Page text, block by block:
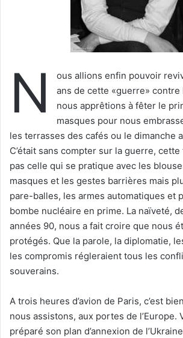
N
ous allions enfin pouvoir
ans de cette «guerre» contre
nous apprêtions à fêter le
masques pour nous
les terrasses des cafés ou le dimanche
C’était sans compter sur la guerre,
pas celle qui se pratique avec les
masques et les gestes barrières mais
pare-balles, les armes automatiques et
bombe nucléaire en prime. La naïveté,
années 90, nous a fait croire que nous
protégés. Que la parole, la diplomatie,
les compromis régleraient tous les
souverains.
A trois heures d’avion de Paris, c’est
nous assistons, aux portes de l’Europe.
préparé son plan d’annexion de